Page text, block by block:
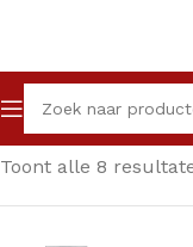
Home Winkel
Toont alle 8